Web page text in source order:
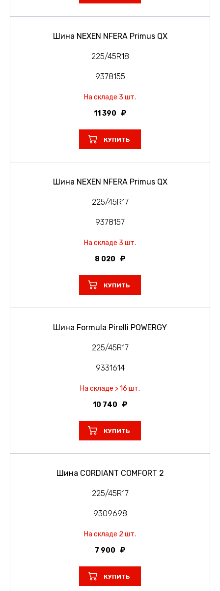
Шина NEXEN NFERA Primus QX
225/45R18
9378155
На складе 3 шт.
11 390
КУПИТЬ
Шина NEXEN NFERA Primus QX
225/45R17
9378157
На складе 3 шт.
8 020
КУПИТЬ
Шина Formula Pirelli POWERGY
225/45R17
9331614
На складе > 16 шт.
10 740
КУПИТЬ
Шина CORDIANT COMFORT 2
225/45R17
9309698
На складе 2 шт.
7 900
КУПИТЬ